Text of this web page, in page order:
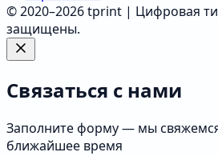
© 2020–2026 tprint | Цифровая
защищены.
Связаться с нами
Заполните форму — мы
ближайшее время